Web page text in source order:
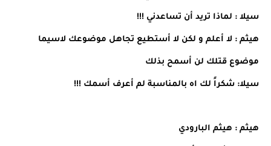
سيلا : لماذا تريد أن تساعدني !!!
هيثم : لا أعلم و لكن لا أستطيع تجاهل موضوعك لاسيما
موضوع قتلك لن أسمح بذلك
سيلا: شكراً لك اه بالمناسبة لم أعرف أسمك !!!
هيثم : هيثم البارودي